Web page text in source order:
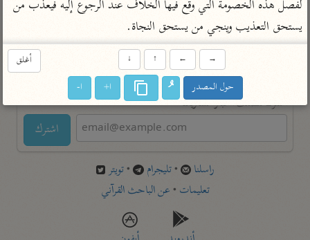
تفسير قتادة
اشترك لتصلك أخبار مشاريعنا
اشترك
راسلنا •تليجرام •تويتر
تعليمات •عن الباحث القرآني
يستحق التعذيب وينجي من يستحق النجاة.
أغلق →
←
↑
↓
حول المصدر ا+ ا-